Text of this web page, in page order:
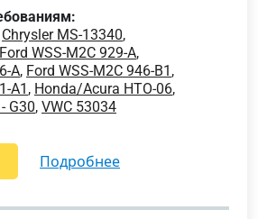
Chrysler MS-13340,
Ford WSS-M2C 929-A,
A, Ford WSS-M2C 946-B1 ,
A1 , Honda/Acura HTO-06,
G30, VWC 53034
подробнее